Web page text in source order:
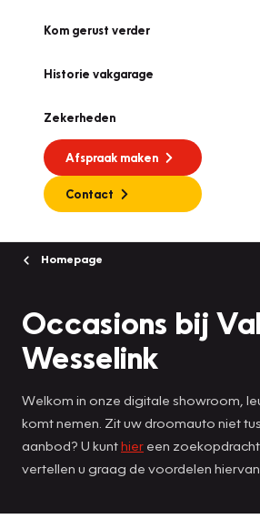
Kom gerust verder
Historie vakgarage
Zekerheden
Afspraak maken
Contact
Homepage
Occasions bij
Wesselink
Welkom in onze digitale showroom,
komt nemen. Zit uw droomauto niet
aanbod? U kunthier een
vertellen u graag de voordelen hiervan.